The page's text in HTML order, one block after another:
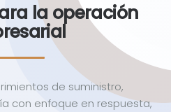
la operación
de suministro,
con enfoque en respuesta,